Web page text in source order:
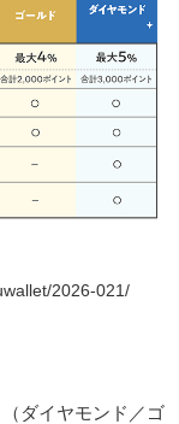
2026-021/
ダイヤモンド／ゴ